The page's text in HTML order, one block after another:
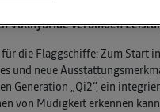
Vollhybride verbinden
die Flaggschiffe: Zum Start
und neue
Generation „Qi2”, ein
von Müdigkeit erkennen